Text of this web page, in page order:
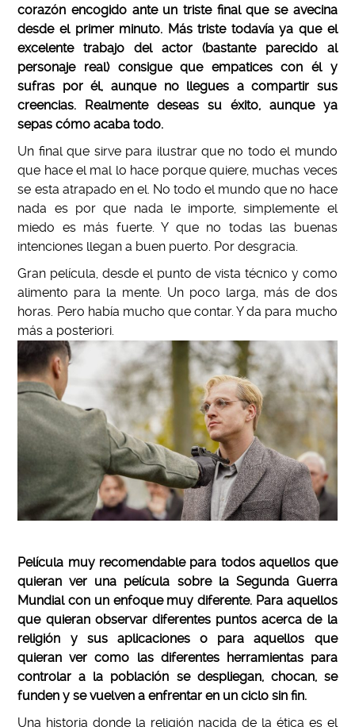
corazón encogido ante un triste final que se avecina
desde el primer minuto. Más triste todavía ya que el
excelente trabajo del actor (bastante parecido al
personaje real) consigue que empatices con él y
sufras por él, aunque no llegues a compartir sus
creencias. Realmente deseas su éxito, aunque ya
sepas cómo acaba todo.
Un final que sirve para ilustrar que no todo el mundo
que hace el mal lo hace porque quiere, muchas veces
se esta atrapado en el. No todo el mundo que no hace
nada es por que nada le importe, simplemente el
miedo es más fuerte. Y que no todas las buenas
intenciones llegan a buen puerto. Por desgracia.
Gran película, desde el punto de vista técnico y como
alimento para la mente. Un poco larga, más de dos
horas. Pero había mucho que contar. Y da para mucho
más a posteriori.
Película muy recomendable para todos aquellos que
quieran ver una película sobre la Segunda Guerra
Mundial con un enfoque muy diferente. Para aquellos
que quieran observar diferentes puntos acerca de la
religión y sus aplicaciones o para aquellos que
quieran ver como las diferentes herramientas para
controlar a la población se despliegan, chocan, se
funden y se vuelven a enfrentar en un ciclo sin fin.
Una historia donde la religión nacida de la ética es el